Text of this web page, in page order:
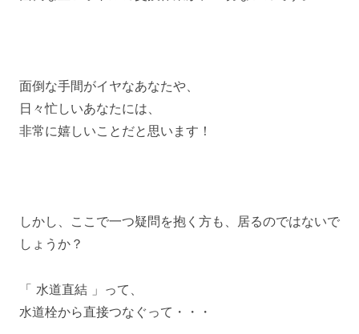
面倒な手間がイヤなあなたや、
日々忙しいあなたには、
非常に嬉しいことだと思います！
しかし、ここで一つ疑問を抱く方も、居るのではないで
しょうか？
「 水道直結 」って、
水道栓から直接つなぐって・・・